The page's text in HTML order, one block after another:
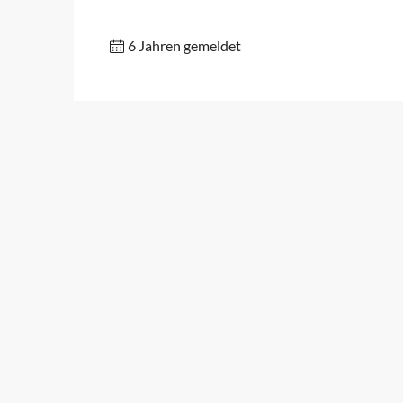
6 Jahren gemeldet